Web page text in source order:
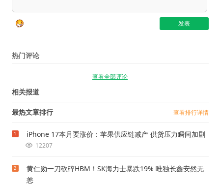
热门评论
查看全部评论
相关报道
最热文章排行 查看排行详情
1 iPhone 17本月要涨价：苹果供应链减产 供货压力瞬间加剧
12207
2
黄仁勋一刀砍碎HBM！SK海力士暴跌19% 唯独长鑫安然无
恙